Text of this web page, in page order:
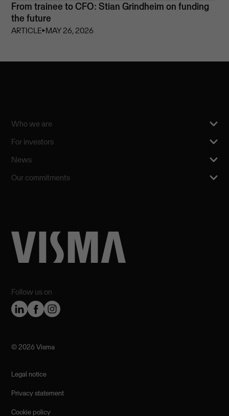
From trainee to CFO: Stian Grindheim on funding
the future
ARTICLE⏵MAY 26, 2026
Follow us on
Who we are
For investors
News
Our commitments
©️ 2026 Visma
Legal notice
Privacy statement
Cookie policy